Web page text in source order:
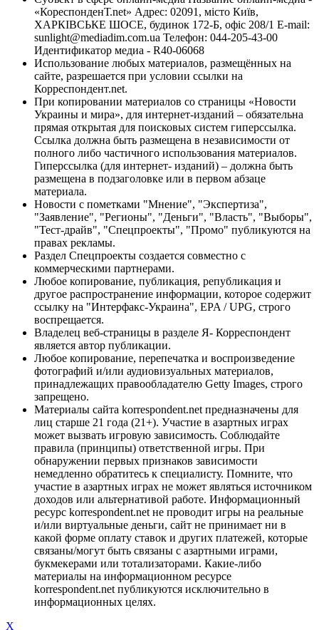
«КореспонденТ.net» Адрес: 02091, місто Київ,
ХАРКІВСЬКЕ ШОСЕ, будинок 172-Б, офіс 208/1 E-mail:
sunlight@mediadim.com.ua Телефон: 044-205-43-00
Идентификатор медиа - R40-06068
Использование любых материалов, размещённых на
сайте, разрешается при условии ссылки на
Корреспондент.net.
При копировании материалов со страницы «Новости
Украины и мира», для интернет-изданий – обязательна
прямая открытая для поисковых систем гиперссылка.
Ссылка должна быть размещена в независимости от
полного либо частичного использования материалов.
Гиперссылка (для интернет- изданий) – должна быть
размещена в подзаголовке или в первом абзаце
материала.
Новости с пометками "Мнение", "Экспертиза",
"Заявление", "Регионы", "Деньги", "Власть", "Выборы",
"Тест-драйв", "Спецпроекты", "Промо" публикуются на
правах рекламы.
Раздел Спецпроекты создается совместно с
коммерческими партнерами.
Любое копирование, публикация, републикация и
другое распространение информации, которое содержит
ссылку на "Интерфакс-Украина", EPA / UPG, строго
воспрещается.
Владелец веб-страницы в разделе Я- Корреспондент
является автор публикации.
Любое копирование, перепечатка и воспроизведение
фотографий и/или аудиовизуальных материалов,
принадлежащих правообладателю Getty Images, строго
запрещено.
Материалы сайта korrespondent.net предназначены для
лиц старше 21 года (21+). Участие в азартных играх
может вызвать игровую зависимость. Соблюдайте
правила (принципы) ответственной игры. При
обнаружении первых признаков зависимости
немедленно обратитесь к специалисту. Помните, что
участие в азартных играх не может являться источником
доходов или альтернативой работе. Информационный
ресурс korrespondent.net не проводит игры на реальные
и/или виртуальные деньги, сайт не принимает ни в
какой форме оплату ставок и других платежей, которые
связаны/могут быть связаны с азартными играми,
букмекерами или тотализаторами. Какие-либо
материалы на информационном ресурсе
korrespondent.net публикуются исключительно в
информационных целях.
X